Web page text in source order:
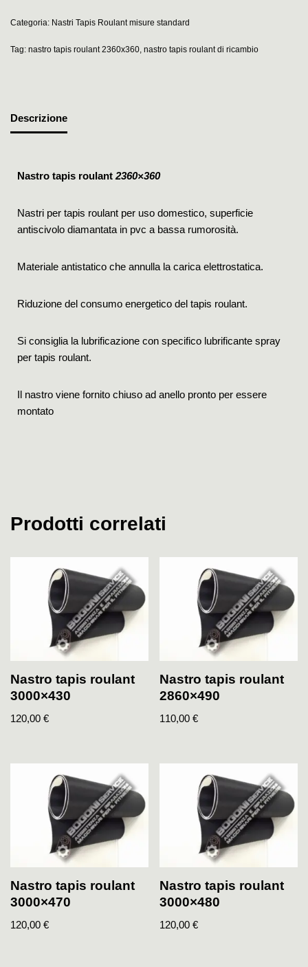
Categoria: Nastri Tapis Roulant misure standard
Tag: nastro tapis roulant 2360x360, nastro tapis roulant di ricambio
Descrizione
Nastro tapis roulant 2360×360
Nastri per tapis roulant per uso domestico, superficie
antiscivolo diamantata in pvc a bassa rumorosità.
Materiale antistatico che annulla la carica elettrostatica.
Riduzione del consumo energetico del tapis roulant.
Si consiglia la lubrificazione con specifico lubrificante spray
per tapis roulant.
Il nastro viene fornito chiuso ad anello pronto per essere
montato
Prodotti correlati
Nastro tapis roulant
3000×430
120,00 €
Nastro tapis roulant
2860×490
110,00€
Nastro tapis roulant
3000×470
120,00 €
Nastro tapis roulant
3000×480
120,00€